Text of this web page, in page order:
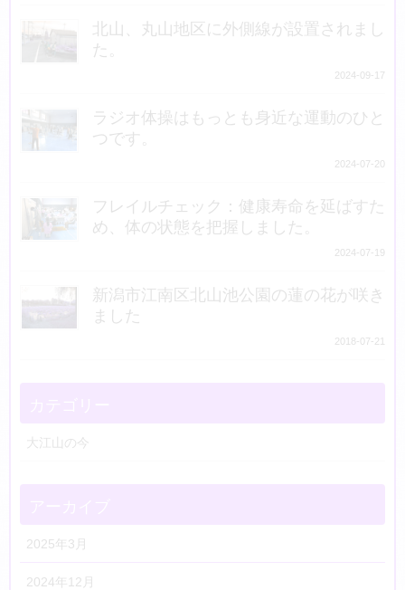
北山、丸山地区に外側線が設置されまし
た。
2024-09-17
ラジオ体操はもっとも身近な運動のひと
つです。
2024-07-20
フレイルチェック：健康寿命を延ばすた
め、体の状態を把握しました。
2024-07-19
新潟市江南区北山池公園の蓮の花が咲き
ました
2018-07-21
大江山の今
2025年3月
2024年12月